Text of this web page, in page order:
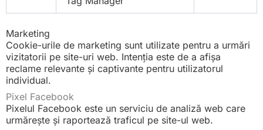
Marketing
Cookie-urile de marketing sunt utilizate pentru a urmări
vizitatorii pe site-uri web. Intenția este de a afișa
reclame relevante și captivante pentru utilizatorul
individual.
Pixel Facebook
Pixelul Facebook este un serviciu de analiză web care
urmărește și raportează traficul pe site-ul web.